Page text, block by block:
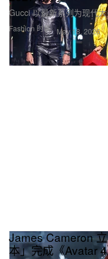
Fashion 时装
Gucci 以最新系列为现代
May 18, 2026
James Cameron
本」完成《Avatar